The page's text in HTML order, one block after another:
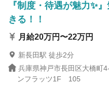
『制度・待遇が魅力✨
きる！！
月給20万円〜22万円
新長田駅 徒歩2分
兵庫県神戸市長田区大橋町
ンフラッツ1F 105